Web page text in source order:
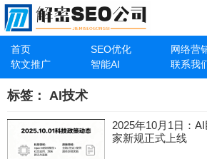
首页 SEO优化 网络营
软文推广
智能AI 联系我
标签： AI技术
2025年10月1日：
家新规正式上线